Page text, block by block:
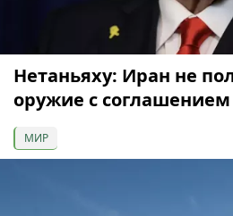
Нетаньяху: Иран не
оружие с
МИР